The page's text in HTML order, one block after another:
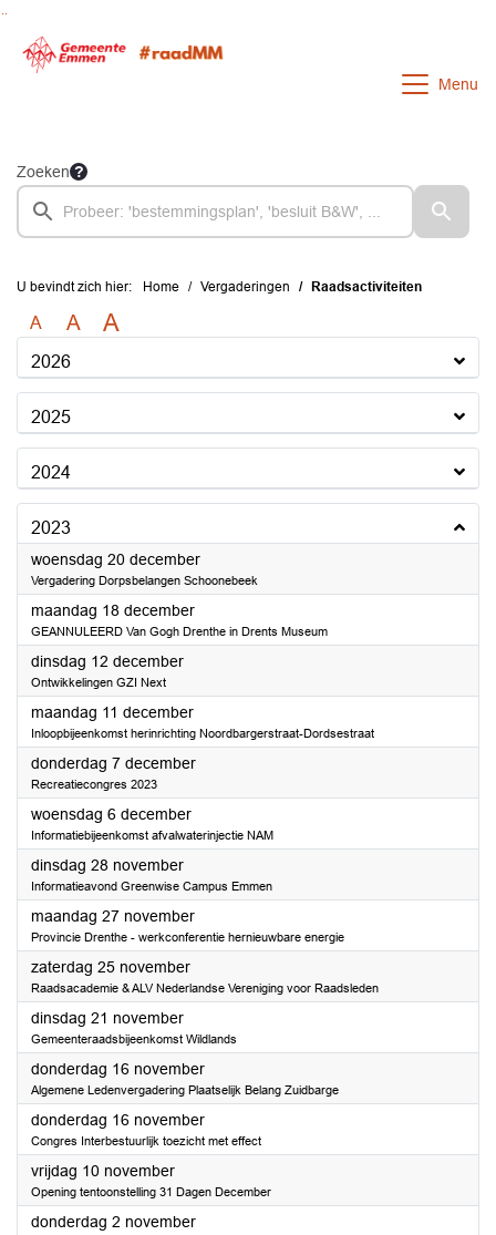
Menu
Zoeken
U bevindt zich hier: Home Vergaderingen Raadsactiviteiten
A A A
2026
2025
2024
2023
woensdag 20 december2023
Vergadering Dorpsbelangen Schoonebeek
maandag 18 december2023
GEANNULEERD Van Gogh Drenthe in Drents Museum
dinsdag 12 december2023
Ontwikkelingen GZI Next
maandag 11 december2023
Inloopbijeenkomst herinrichting Noordbargerstraat-Dordsestraat
donderdag 7 december2023
Recreatiecongres 2023
woensdag 6 december2023
Informatiebijeenkomst afvalwaterinjectie NAM
dinsdag 28 november2023
Informatieavond Greenwise Campus Emmen
maandag 27 november2023
Provincie Drenthe - werkconferentie hernieuwbare energie
zaterdag 25 november2023
Raadsacademie & ALV Nederlandse Vereniging voor Raadsleden
dinsdag 21 november2023
Gemeenteraadsbijeenkomst Wildlands
donderdag 16 november2023
Algemene Ledenvergadering Plaatselijk Belang Zuidbarge
donderdag 16 november2023
Congres Interbestuurlijk toezicht met effect
vrijdag 10 november2023
Opening tentoonstelling 31 Dagen December
donderdag 2 november2023